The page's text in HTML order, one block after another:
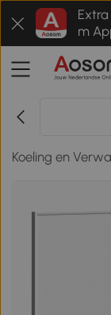
Extra
m
Koeling en